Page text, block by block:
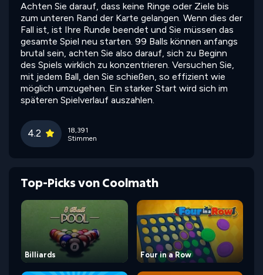
Achten Sie darauf, dass keine Ringe oder Ziele bis
zum unteren Rand der Karte gelangen. Wenn dies der
Fall ist, ist Ihre Runde beendet und Sie müssen das
gesamte Spiel neu starten. 99 Balls können anfangs
brutal sein, achten Sie also darauf, sich zu Beginn
des Spiels wirklich zu konzentrieren. Versuchen Sie,
mit jedem Ball, den Sie schießen, so effizient wie
möglich umzugehen. Ein starker Start wird sich im
späteren Spielverlauf auszahlen.
4.2
18,391
Stimmen
Top-Picks von Coolmath
Billiards Four in a Row